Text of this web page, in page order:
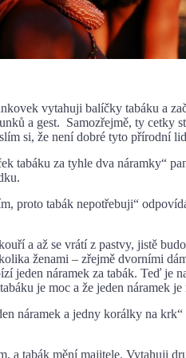
vytahuji balíčky tabáku a
a gest. Samozřejmě, ty cetky
si, že není dobré tyto přírodní
za tyhle dva náramky“
tabák nepotřebuji“ odpovídá
se vrátí z pastvy, jistě
ženami – zřejmě dvorními
jeden náramek za tabák. Teď je
je moc a že jeden náramek
a jedny korálky na krk“
mění majitele. Vytahuji